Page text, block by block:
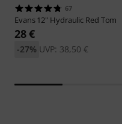
67
Evans12" Hydraulic Red Tom
28 €
UVP: 38,50 €
-27%